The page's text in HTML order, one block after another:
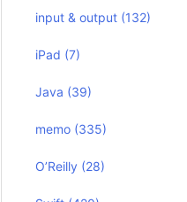
input & output (132)
iPad (7)
Java (39)
memo (335)
O’Reilly (28)